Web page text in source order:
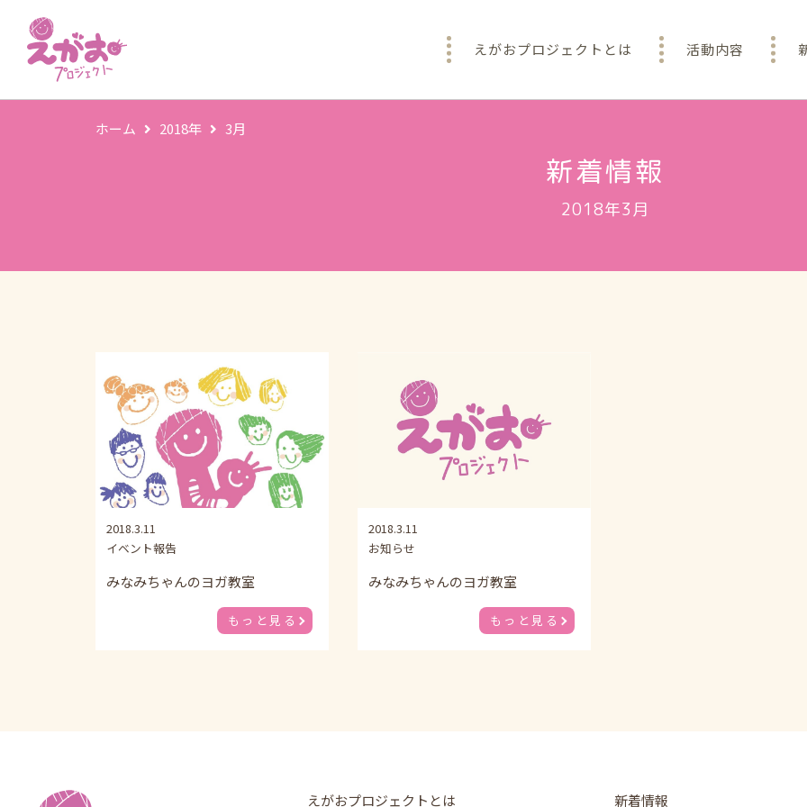
えがおプロジェクトとは 活動内容
ホーム 2018年 3月
新着情報
2018年3月
2018.3.11
イベント報告
みなみちゃんのヨガ教室
もっと見る
2018.3.11
お知らせ
みなみちゃんのヨガ教室
もっと見る
えがおプロジェクトとは 新着情報